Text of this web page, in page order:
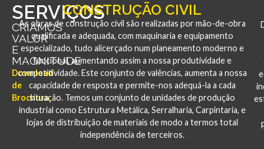
SERVIÇOS
CRIAMOS
VALOR
E
MAGNITUDE
Download
de
Brochura
CONSTRUÇÃO CIVIL
As obras de construção civil são realizadas por mão-de-obra
qualificada e adequada, com maquinaria e equipamento
especializado, tudo alicerçado num planeamento moderno e
funcional, aumentando assim a nossa produtividade e
competitividade. Este conjunto de valências, aumenta a nossa
capacidade de resposta e permite-nos adequá-la a cada
situação. Temos um conjunto de unidades de produção
industrial como Estrutura Metálica, Serralharia, Carpintaria, e
lojas de distribuição de materiais de modo a termos total
independência de terceiros.